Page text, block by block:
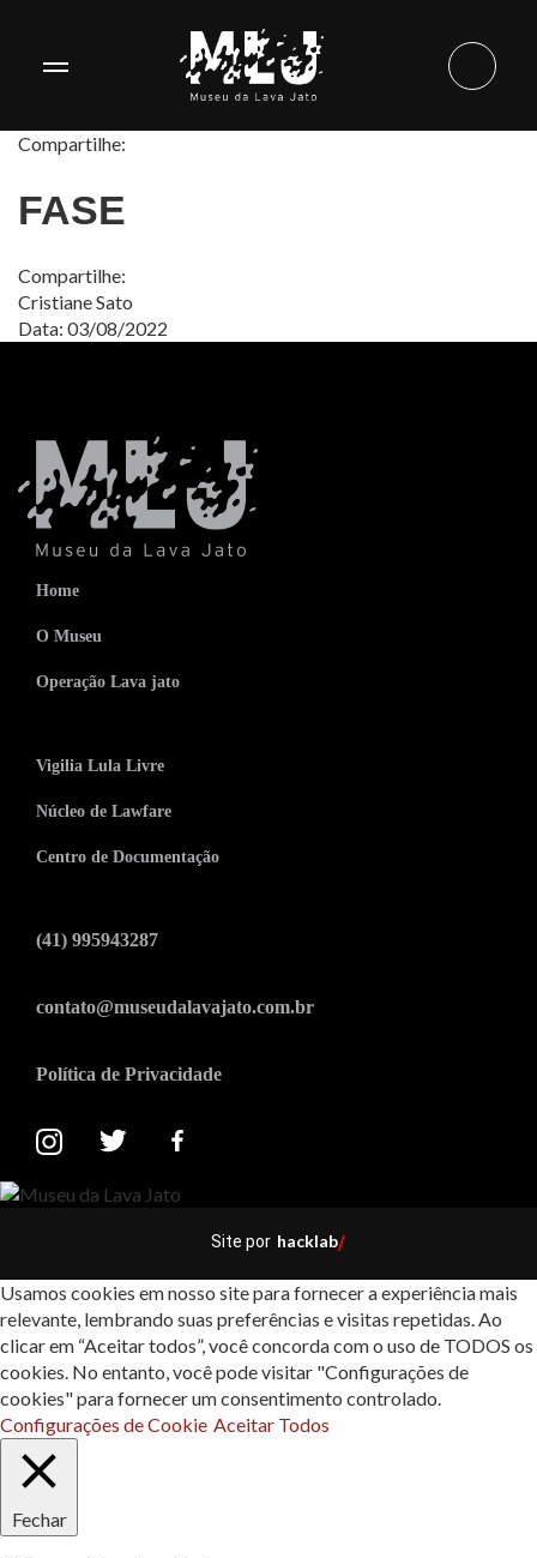
Compartilhe:
FASE
Compartilhe:
Cristiane Sato
Data: 03/08/2022
Home
O Museu
Operação Lava jato
Vigilia Lula Livre
Núcleo de Lawfare
Centro de Documentação
(41) 995943287
contato@museudalavajato.com.br
Política de Privacidade
Site por hacklab/
Usamos cookies em nosso site para fornecer a experiência mais
relevante, lembrando suas preferências e visitas repetidas. Ao
clicar em “Aceitar todos”, você concorda com o uso de TODOS os
cookies. No entanto, você pode visitar "Configurações de
cookies" para fornecer um consentimento controlado.
Configurações de Cookie Aceitar Todos
Fechar